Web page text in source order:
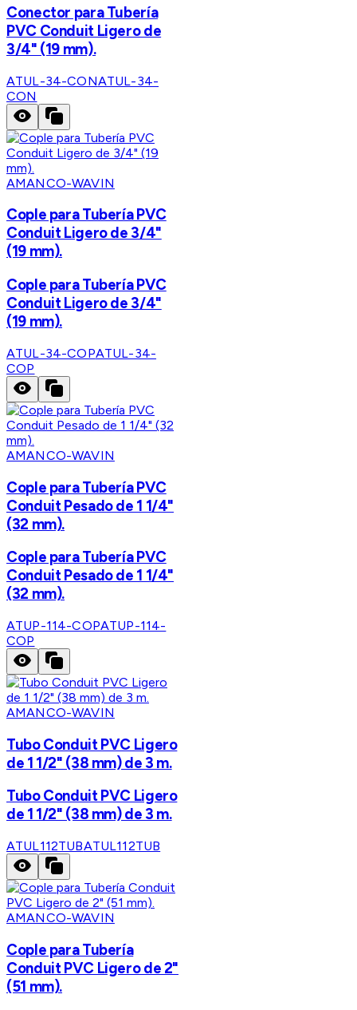
Conector para Tubería
PVC Conduit Ligero de
3/4" (19 mm).
ATUL-34-CONATUL-34-
CON
AMANCO-WAVIN
Cople para Tubería PVC
Conduit Ligero de 3/4"
(19 mm).
Cople para Tubería PVC
Conduit Ligero de 3/4"
(19 mm).
ATUL-34-COPATUL-34-
COP
AMANCO-WAVIN
Cople para Tubería PVC
Conduit Pesado de 1 1/4"
(32 mm).
Cople para Tubería PVC
Conduit Pesado de 1 1/4"
(32 mm).
ATUP-114-COPATUP-114-
COP
AMANCO-WAVIN
Tubo Conduit PVC Ligero
de 1 1/2" (38 mm) de 3 m.
Tubo Conduit PVC Ligero
de 1 1/2" (38 mm) de 3 m.
ATUL112TUBATUL112TUB
AMANCO-WAVIN
Cople para Tubería
Conduit PVC Ligero de 2"
(51 mm).